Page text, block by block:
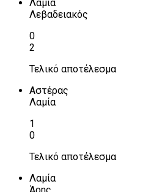
Λαμία
Λεβαδειακός
0
2
Τελικό αποτέλεσμα
Αστέρας
Λαμία
1
0
Τελικό αποτέλεσμα
Λαμία